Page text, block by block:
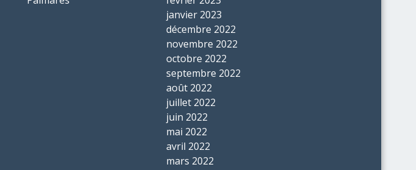
janvier 2023
décembre 2022
novembre 2022
octobre 2022
septembre 2022
août 2022
juillet 2022
juin 2022
mai 2022
avril 2022
mars 2022